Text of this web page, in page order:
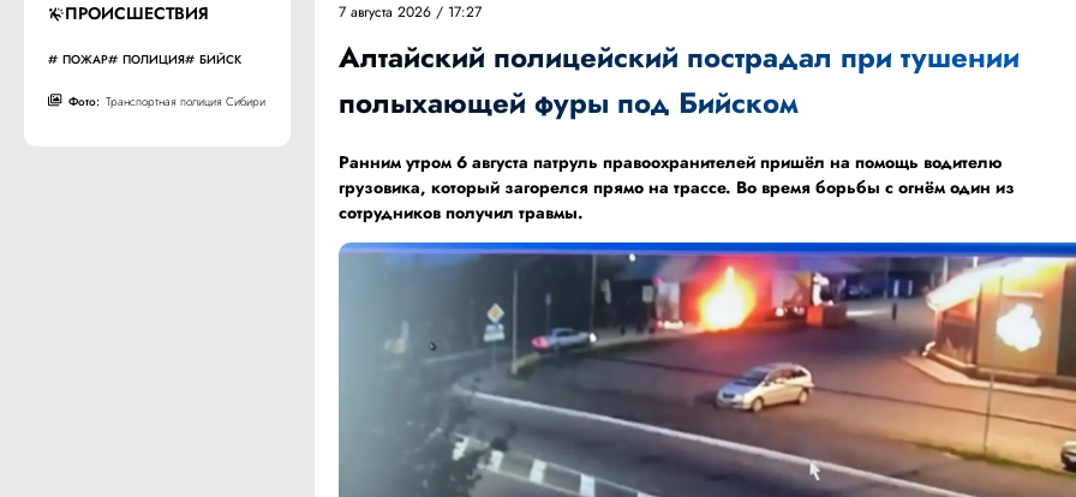
ПРОИСШЕСТВИЯ
ПОЖАР ПОЛИЦИЯ БИЙСК
Фото: Транспортная полиция Сибири
7 августа 2026 / 17:27
Алтайский полицейский пострадал при тушении
полыхающей фуры под Бийском
Ранним утром 6 августа патруль правоохранителей пришёл на помощь водителю
грузовика, который загорелся прямо на трассе. Во время борьбы с огнём один из
сотрудников получил травмы.